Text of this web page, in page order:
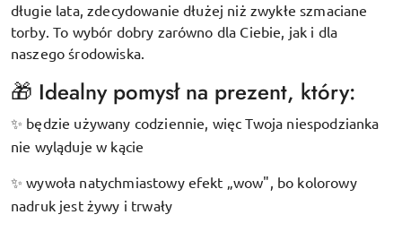
długie lata, zdecydowanie dłużej niż zwykłe szmaciane
torby. To wybór dobry zarówno dla Ciebie, jak i dla
naszego środowiska.
🎁 Idealny pomysł na prezent, który:
✨ będzie używany codziennie, więc Twoja niespodzianka
nie wyląduje w kącie
✨ wywoła natychmiastowy efekt „wow", bo kolorowy
nadruk jest żywy i trwały